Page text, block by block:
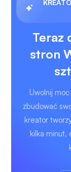
Teraz
stron
Uwolnij
zbudować
kreator
kilka minut,